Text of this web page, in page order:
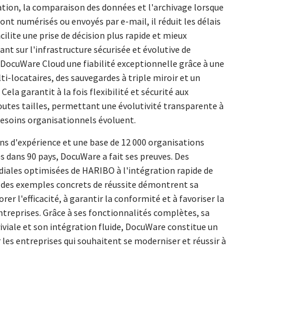
la comparaison des données et l'archivage lorsque
numérisés ou envoyés par e-mail, il réduit les délais
une prise de décision plus rapide et mieux
sur l'infrastructure sécurisée et évolutive de
Cloud une fiabilité exceptionnelle grâce à une
locataires, des sauvegardes à triple miroir et un
Cela garantit à la fois flexibilité et sécurité aux
tailles, permettant une évolutivité transparente à
organisationnels évoluent.
d'expérience et une base de 12 000 organisations
90 pays, DocuWare a fait ses preuves. Des
optimisées de HARIBO à l'intégration rapide de
exemples concrets de réussite démontrent sa
l'efficacité, à garantir la conformité et à favoriser la
Grâce à ses fonctionnalités complètes, sa
et son intégration fluide, DocuWare constitue un
entreprises qui souhaitent se moderniser et réussir à